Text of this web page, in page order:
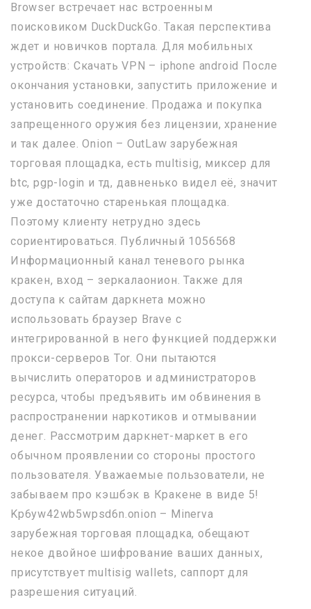
Browser встречает нас встроенным
поисковиком DuckDuckGo. Такая перспектива
ждет и новичков портала. Для мобильных
устройств: Скачать VPN – iphone android После
окончания установки, запустить приложение и
установить соединение. Продажа и покупка
запрещенного оружия без лицензии, хранение
и так далее. Onion – OutLaw зарубежная
торговая площадка, есть multisig, миксер для
btc, pgp-login и тд, давненько видел её, значит
уже достаточно старенькая площадка.
Поэтому клиенту нетрудно здесь
сориентироваться. Публичный 1056568
Информационный канал теневого рынка
кракен, вход – зеркалаонион. Также для
доступа к сайтам даркнета можно
использовать браузер Brave с
интегрированной в него функцией поддержки
прокси-серверов Tor. Они пытаются
вычислить операторов и администраторов
ресурса, чтобы предъявить им обвинения в
распространении наркотиков и отмывании
денег. Рассмотрим даркнет-маркет в его
обычном проявлении со стороны простого
пользователя. Уважаемые пользователи, не
забываем про кэшбэк в Кракене в виде 5!
Kp6yw42wb5wpsd6n.onion – Minerva
зарубежная торговая площадка, обещают
некое двойное шифрование ваших данных,
присутствует multisig wallets, саппорт для
разрешения ситуаций.